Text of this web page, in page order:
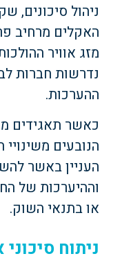
ניהול סיכונים,
האקלים מרחיב
מזג אוויר
נדרשות חברות
ההערכות.
כאשר תאגידים
הנובעים
העניין באשר
וההיערכות של
או בתנאי השוק.
ניתוח